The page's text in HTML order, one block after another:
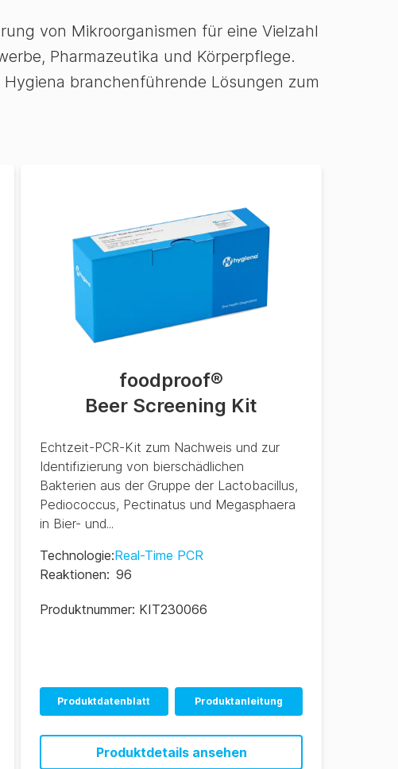
von Mikroorganismen für eine Vielzahl
Pharmazeutika und Körperpflege.
branchenführende Lösungen zum
foodproof®
Beer Screening Kit
Echtzeit-PCR-Kit zum Nachweis und zur
Identifizierung von bierschädlichen
Bakterien aus der Gruppe der Lactobacillus,
Pediococcus, Pectinatus und Megasphaera
in Bier- und...
Technologie:Real-Time PCR
Reaktionen: 96
Produktnummer: KIT230066
Produktdatenblatt Produktanleitung
Produktdetails ansehen